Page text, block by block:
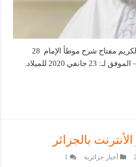
أتم أمس الخميس فضيلة الشيخ عبد الكريم مفتاح شرح موطأ الإمام 28
جمادي الأولى 1441 للهجرة المطهرة – الموفق لـ: 23 جانفي 2020 للميلاد.
بالجزائر
أخبار جزائرية 1